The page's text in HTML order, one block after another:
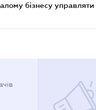
бізнесу